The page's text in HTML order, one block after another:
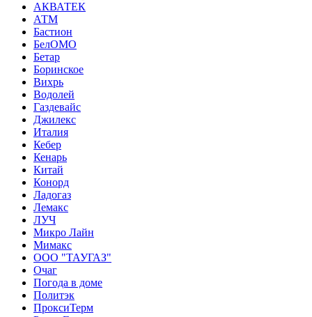
АКВАТЕК
АТМ
Бастион
БелОМО
Бетар
Боринское
Вихрь
Водолей
Газдевайс
Джилекс
Италия
Кебер
Кенарь
Китай
Конорд
Ладогаз
Лемакс
ЛУЧ
Микро Лайн
Мимакс
ООО "ТАУГАЗ"
Очаг
Погода в доме
Политэк
ПроксиТерм